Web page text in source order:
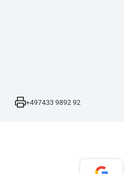
+497433 9892 92